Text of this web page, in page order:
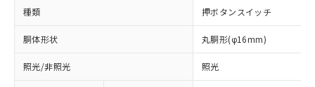
種類 押ボタンスイッチ
胴体形状 丸胴形(φ16mm)
照光/非照光 照光